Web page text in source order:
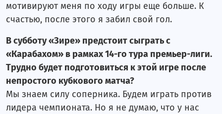
мотивируют меня по ходу игры еще больше. К
счастью, после этого я забил свой гол.
В субботу «Зире» предстоит сыграть с
«Карабахом» в рамках 14-го тура премьер-лиги.
Трудно будет подготовиться к этой игре после
непростого кубкового матча?
Мы знаем силу соперника. Будем играть против
лидера чемпионата. Но я не думаю, что у нас